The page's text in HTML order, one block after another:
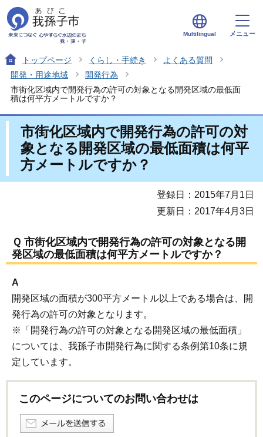
Multilingual メニュー
トップページ くらし・手続き
よくある質問
開発・用途地域
開発行為
市街化区域内で開発行為の許可の対象となる開発区域の最低面
積は何平方メートルですか？
市街化区域内で開発行為の許可の対
象となる開発区域の最低面積は何平
方メートルですか？
登録日：2015年7月1日
更新日：2017年4月3日
Ｑ 市街化区域内で開発行為の許可の対象となる開
発区域の最低面積は何平方メートルですか？
A
開発区域の面積が300平方メートル以上である場合は、開
発行為の許可の対象となります。
※「開発行為の許可の対象となる開発区域の最低面積」
については、我孫子市開発行為に関する条例第10条に規
定しています。
このページについてのお問い合わせは